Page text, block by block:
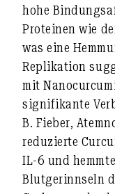
hohe
Proteinen wie
was eine
Replikation
mit
signifikante
B. Fieber,
reduzierte
IL-6 und
Blutgerinnseln